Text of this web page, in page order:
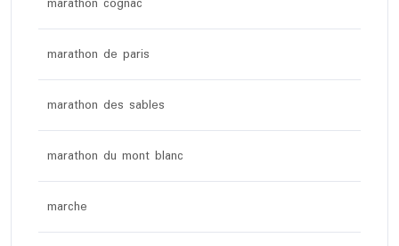
marathon de paris
marathon des sables
marathon du mont blanc
marche